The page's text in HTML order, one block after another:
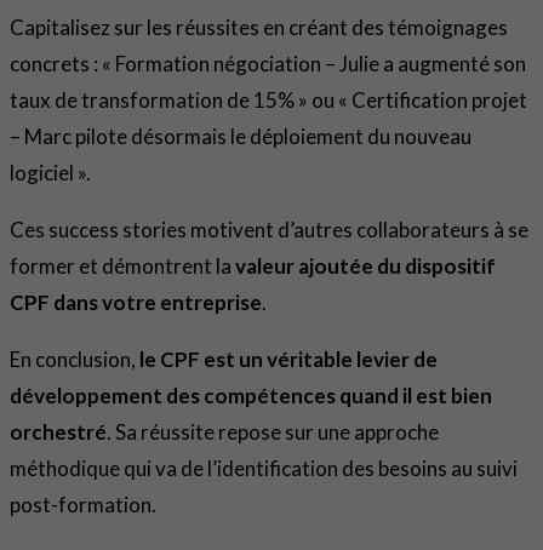
Capitalisez sur les réussites en créant des témoignages
concrets : « Formation négociation – Julie a augmenté son
taux de transformation de 15% » ou « Certification projet
– Marc pilote désormais le déploiement du nouveau
logiciel ».
Ces success stories motivent d’autres collaborateurs à se
former et démontrent lavaleur ajoutée du dispositif
CPF dans votre entreprise.
En conclusion, le CPF est un véritable levier de
développement des compétences quand il est bien
orchestré. Sa réussite repose sur une approche
méthodique qui va de l’identification des besoins au suivi
post-formation.